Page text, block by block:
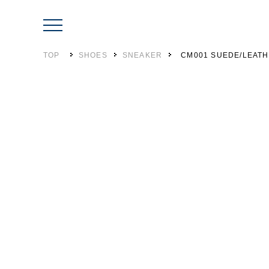
TOP SHOES SNEAKER CM001 SUEDE/